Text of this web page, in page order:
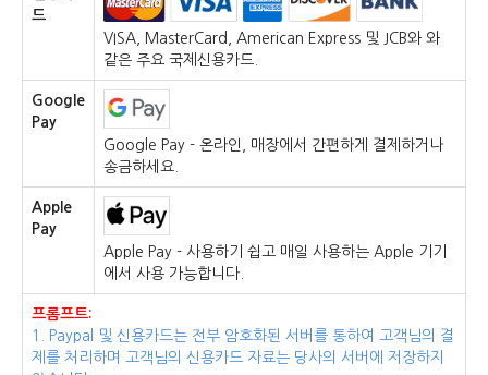
드
VISA, MasterCard, American Express 및 JCB와 와
같은 주요 국제신용카드.
Google
Pay
Google Pay - 온라인, 매장에서 간편하게 결제하거나
송금하세요.
Apple
Pay
Apple Pay - 사용하기 쉽고 매일 사용하는 Apple 기기
에서 사용 가능합니다.
프롬프트:
1. Paypal 및 신용카드는 전부 암호화된 서버를 통하여 고객님의 결
제를 처리하며 고객님의 신용카드 자료는 당사의 서버에 저장하지